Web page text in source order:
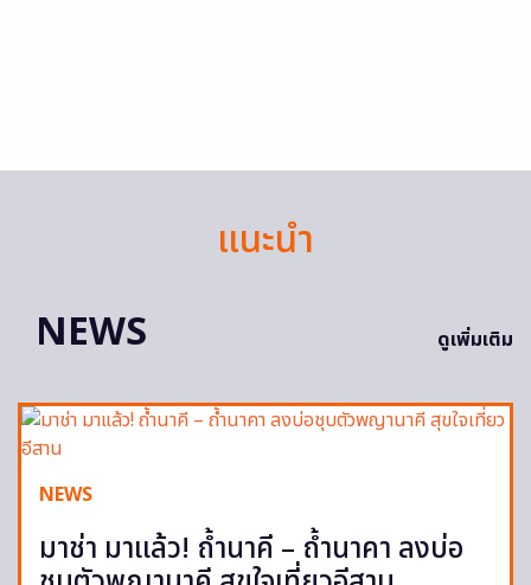
แนะนำ
NEWS
ดูเพิ่มเติม
NEWS
มาช่า มาแล้ว! ถ้ำนาคี – ถ้ำนาคา ลงบ่อ